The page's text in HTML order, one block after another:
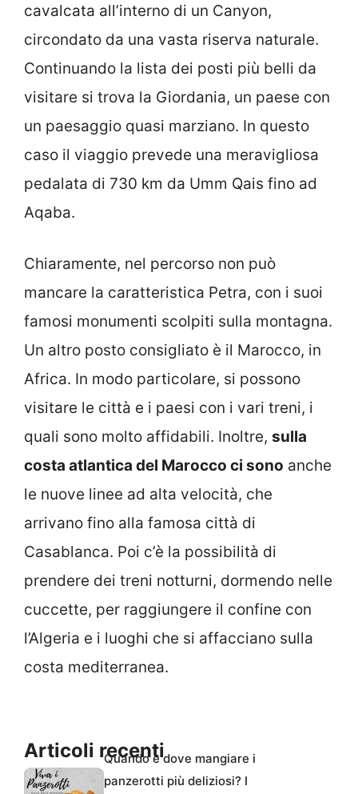
cavalcata all’interno di un Canyon,
circondato da una vasta riserva naturale.
Continuando la lista dei posti più belli da
visitare si trova la Giordania, un paese con
un paesaggio quasi marziano. In questo
caso il viaggio prevede una meravigliosa
pedalata di 730 km da Umm Qais fino ad
Aqaba.
Chiaramente, nel percorso non può
mancare la caratteristica Petra, con i suoi
famosi monumenti scolpiti sulla montagna.
Un altro posto consigliato è il Marocco, in
Africa. In modo particolare, si possono
visitare le città e i paesi con i vari treni, i
quali sono molto affidabili. Inoltre, sulla
costa atlantica del Marocco ci sono anche
le nuove linee ad alta velocità, che
arrivano fino alla famosa città di
Casablanca. Poi c’è la possibilità di
prendere dei treni notturni, dormendo nelle
cuccette, per raggiungere il confine con
l’Algeria e i luoghi che si affacciano sulla
costa mediterranea.
Articoli recentiQuando e dove mangiare i
panzerotti più deliziosi? I